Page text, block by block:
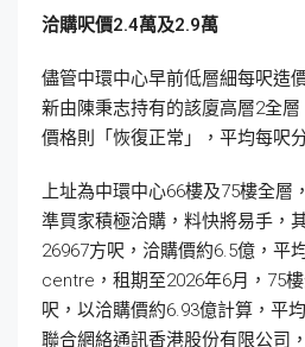
洽購呎價2.4萬及2.9萬
儘管中環中心早前低層細每呎造
新由陳秉志持有的該廈高層2全層
價格則「恢復正常」，平均每呎
上址為中環中心66樓及75樓全層
準買家積極洽購，料快將易手，
26967方呎，洽購價約6.5億，平
centre，租期至2026年6月，75
呎，以洽購價約6.93億計算，平
聯合網絡通訊香港股份有限公司